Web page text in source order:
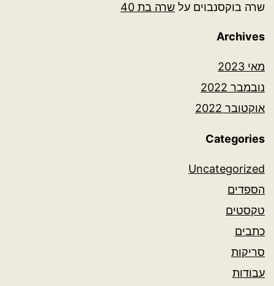
שרה בוקסנבוים על שרה בת 40
Archives
מאי 2023
נובמבר 2022
אוקטובר 2022
Categories
Uncategorized
הספדים
טקסטים
כתבים
סריקות
עבודות